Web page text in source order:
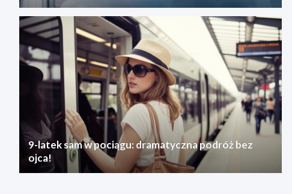
9-latek sam w pociągu: dramatyczna podróż bez
ojca!